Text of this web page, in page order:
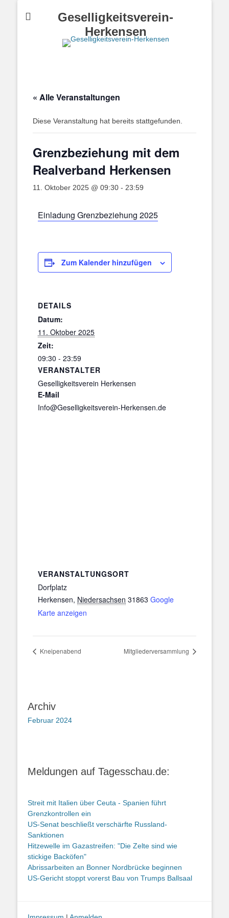
Geselligkeitsverein-
Herkensen
« Alle Veranstaltungen
Diese Veranstaltung hat bereits stattgefunden.
Grenzbeziehung mit dem
Realverband Herkensen
11. Oktober 2025 @ 09:30 - 23:59
Einladung Grenzbeziehung 2025
Zum Kalender hinzufügen
DETAILS
Datum:
11. Oktober 2025
Zeit:
09:30 - 23:59
VERANSTALTER
Geselligkeitsverein Herkensen
E-Mail
Info@Geselligkeitsverein-Herkensen.de
VERANSTALTUNGSORT
Dorfplatz
Herkensen, Niedersachsen 31863 Google
Karte anzeigen
Kneipenabend Mitgliederversammlung
Archiv
Februar 2024
Meldungen auf Tagesschau.de:
Streit mit Italien über Ceuta - Spanien führt
Grenzkontrollen ein
US-Senat beschließt verschärfte Russland-
Sanktionen
Hitzewelle im Gazastreifen: "Die Zelte sind wie
stickige Backöfen"
Abrissarbeiten an Bonner Nordbrücke beginnen
US-Gericht stoppt vorerst Bau von Trumps Ballsaal